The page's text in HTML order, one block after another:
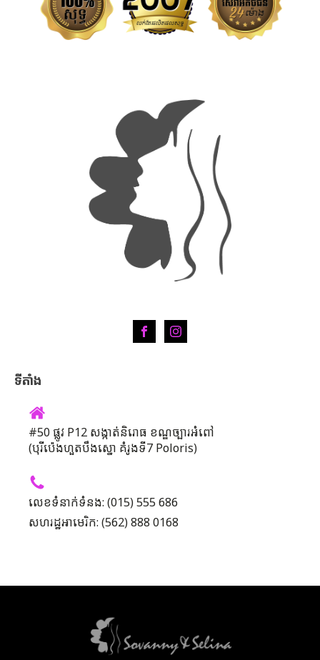
ទីតាំង
#50 ផ្លូវ P12 សង្កាត់និរោធ ខណ្ឌច្បារអំពៅ
(បុរីប៉េងហួតបឹងស្នោ គំរូងទី7 Poloris)
លេខទំនាក់ទំនង: (015) 555 686
សហរដ្ឋអាមេរិក: (562) 888 0168